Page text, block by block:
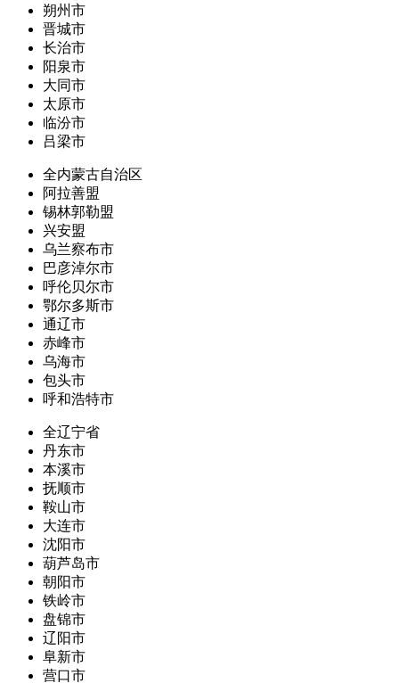
朔州市
晋城市
长治市
阳泉市
大同市
太原市
临汾市
吕梁市
全内蒙古自治区
阿拉善盟
锡林郭勒盟
兴安盟
乌兰察布市
巴彦淖尔市
呼伦贝尔市
鄂尔多斯市
通辽市
赤峰市
乌海市
包头市
呼和浩特市
全辽宁省
丹东市
本溪市
抚顺市
鞍山市
大连市
沈阳市
葫芦岛市
朝阳市
铁岭市
盘锦市
辽阳市
阜新市
营口市